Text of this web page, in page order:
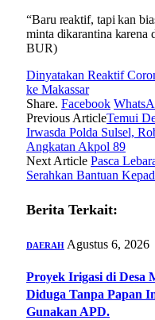
“Baru reaktif, tapi kan
minta dikarantina karena
BUR)
Dinyatakan Reaktif
ke Makassar
Share. Facebook
Previous ArticleTemui
Irwasda Polda Sulsel,
Angkatan Akpol 89
Next Article Pasca
Serahkan Bantuan
Berita Terkait:
DAERAH Agustus 6, 2026
Proyek Irigasi di Desa
Diduga Tanpa Papan
Gunakan APD.